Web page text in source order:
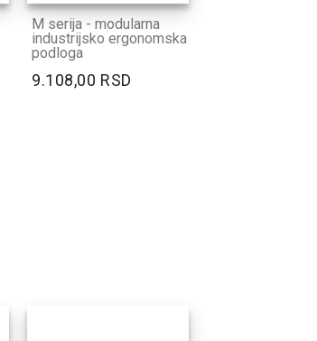
M serija - modularna
industrijsko ergonomska
podloga
9.108,00 RSD